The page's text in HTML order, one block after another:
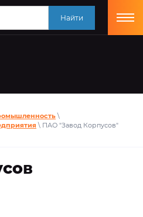
Найти
\
\ ПАО "Завод Корпусов"